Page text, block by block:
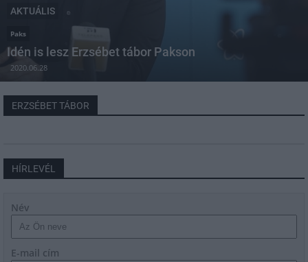
AKTUÁLIS
Paks
Idén is lesz Erzsébet tábor Pakson
2020.06.28
ERZSÉBET TÁBOR
HÍRLEVÉL
Név
E-mail cím